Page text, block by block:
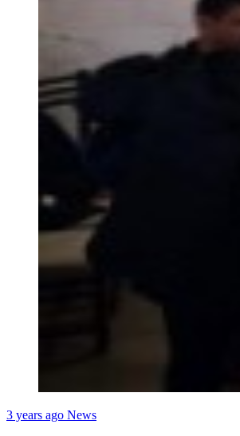
3 years ago News